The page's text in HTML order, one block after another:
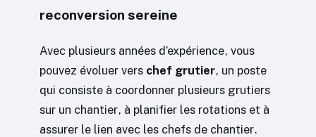
reconversion sereine
Avec plusieurs années d’expérience, vous
pouvez évoluer vers chef grutier, un poste
qui consiste à coordonner plusieurs grutiers
sur un chantier, à planifier les rotations et à
assurer le lien avec les chefs de chantier.